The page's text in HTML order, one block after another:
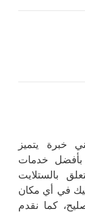
خبرة يتميز
بأفضل خدمات
بالستلايت
في أي مكان
كما نقدم